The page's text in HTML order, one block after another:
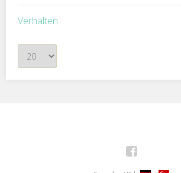
Verhalten
Anzeige
#